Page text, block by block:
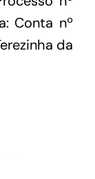
Conta nº
da